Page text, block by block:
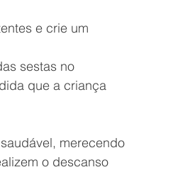
e crie um
sestas no
que a criança
merecendo
o descanso